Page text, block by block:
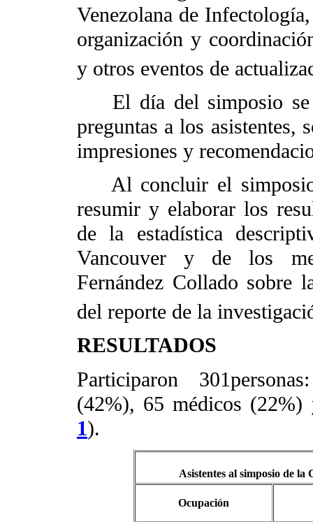
Venezolana de
organización y
y otros eventos de
El día del simposio se
preguntas a los asistentes,
impresiones y
Al concluir el simposio
resumir y elaborar los
de la estadística
Vancouver y de los
Fernández Collado sobre
del reporte de la
RESULTADOS
Participaron
(42%), 65 médicos
1).
Asistentes al simposio de
Ocupación